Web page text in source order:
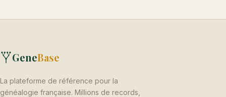
GeneBase
La plateforme de référence pour la
généalogie française. Millions de records,